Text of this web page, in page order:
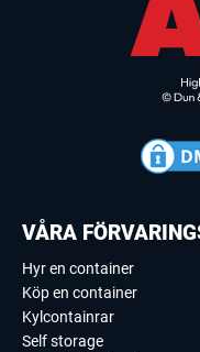
VÅRA
Hyr en container
Köp en container
Kylcontainrar
Self storage